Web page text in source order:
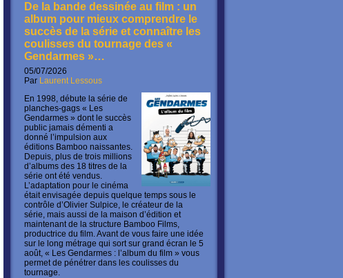
De la bande dessinée au film : un
album pour mieux comprendre le
succès de la série et connaître les
coulisses du tournage des «
Gendarmes »…
05/07/2026
Par Laurent Lessous
En 1998, débute la série de
planches-gags « Les
Gendarmes » dont le succès
public jamais démenti a
donné l’impulsion aux
éditions Bamboo naissantes.
Depuis, plus de trois millions
d’albums des 18 titres de la
série ont été vendus.
L’adaptation pour le cinéma
était envisagée depuis quelque temps sous le
contrôle d’Olivier Sulpice, le créateur de la
série, mais aussi de la maison d’édition et
maintenant de la structure Bamboo Films,
productrice du film. Avant de vous faire une idée
sur le long métrage qui sort sur grand écran le 5
août, « Les Gendarmes : l’album du film » vous
permet de pénétrer dans les coulisses du
tournage.